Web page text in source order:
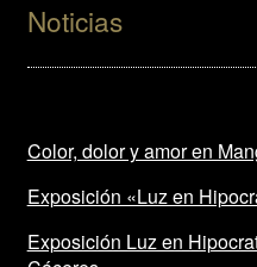
Noticias
Color, dolor y amor en
Exposición «Luz en
Exposición Luz en